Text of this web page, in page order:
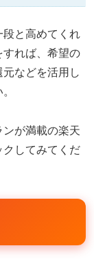
段と高めてくれ
すれば、希望の
などを活用し
が満載の楽天
クしてみてくだ